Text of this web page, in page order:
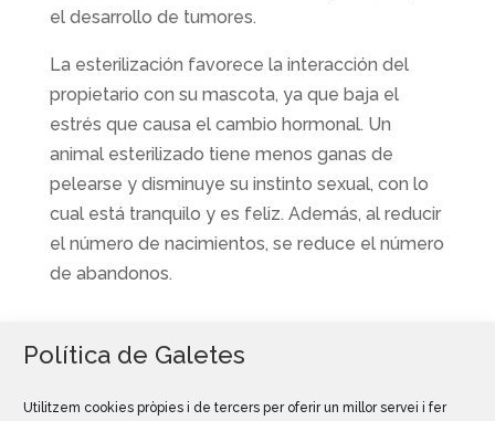
Política de Galetes
Utilitzem cookies pròpies i de tercers per oferir un millor servei i fer
el desarrollo de tumores.
La esterilización favorece la interacción del
propietario con su mascota, ya que baja el
estrés que causa el cambio hormonal. Un
animal esterilizado tiene menos ganas de
pelearse y disminuye su instinto sexual, con lo
cual está tranquilo y es feliz. Además, al reducir
el número de nacimientos, se reduce el número
de abandonos.